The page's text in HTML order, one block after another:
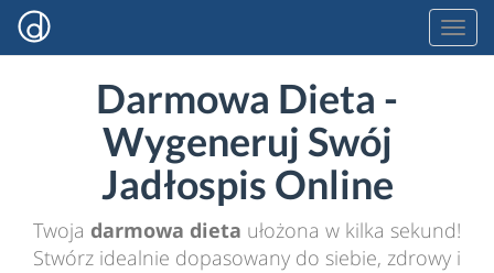
Darmowa Dieta -
Wygeneruj Swój
Jadłospis Online
Twoja darmowa dieta ułożona w kilka sekund!
Stwórz idealnie dopasowany do siebie, zdrowy i